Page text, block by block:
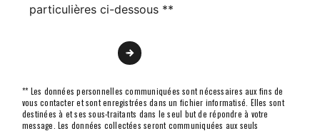
particulières ci-dessous **
** Les données personnelles communiquées sont nécessaires aux fins de
vous contacter et sont enregistrées dans un fichier informatisé. Elles sont
destinées à et ses sous-traitants dans le seul but de répondre à votre
message. Les données collectées seront communiquées aux seuls